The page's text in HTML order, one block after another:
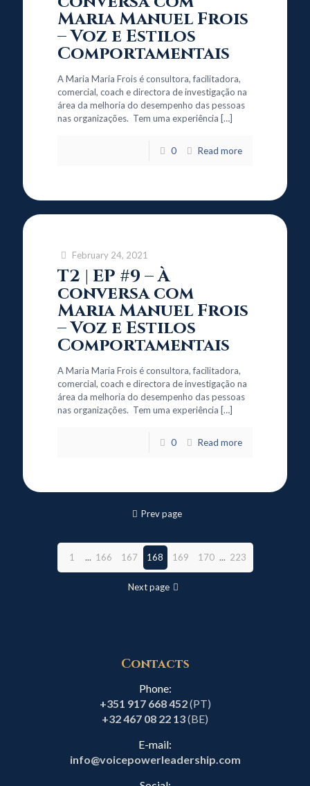
Maria Manuel Frois
– Voz e Estilos
Comportamentais
A Maria Maria Frois é consultora, facilitadora,
comercial, coach e directora de investigação na
área da melhoria do desempenho das pessoas
nas organizações. Tem uma experiência […]
0 Read more
February 24, 2021
T2 | EP #9 – À
conversa com
Maria Manuel Frois
– Voz e Estilos
Comportamentais
A Maria Maria Frois é consultora, facilitadora,
comercial, coach e directora de investigação na
área da melhoria do desempenho das pessoas
nas organizações. Tem uma experiência […]
0 Read more
Prev page
1 ... 166 167 168 169 170 ... 223
Next page
Contacts
Phone:
+351 917 668 452(PT)
+32 467 08 22 13(BE)
E-mail:
info@voicepowerleadership.com